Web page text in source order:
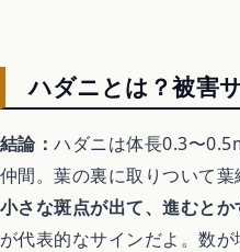
ハダニとは？被害
結論：ハダニは体長0.3〜
仲間。葉の裏に取りついて
小さな斑点が出て、進むと
が代表的なサインだよ。数